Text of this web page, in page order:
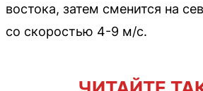
востока, затем сменится на
со скоростью 4-9 м/с.